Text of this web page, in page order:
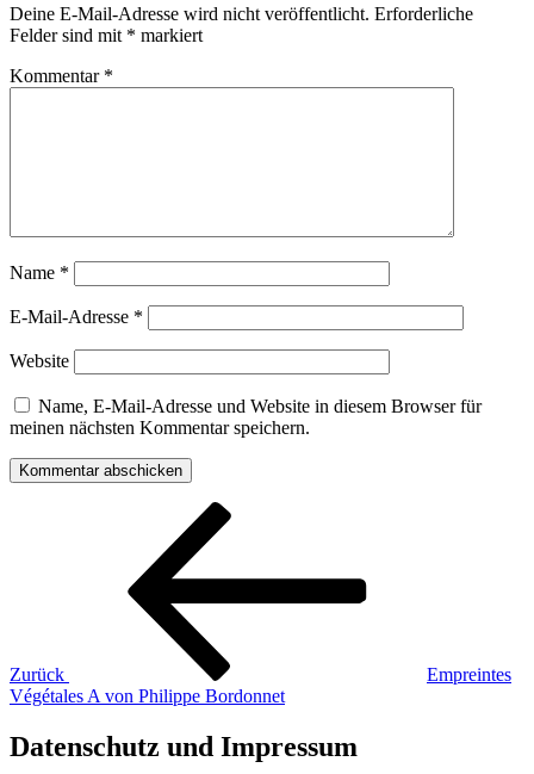
Deine E-Mail-Adresse wird nicht veröffentlicht. Erforderliche
Felder sind mit * markiert
Kommentar *
Name *
E-Mail-Adresse *
Website
Name, E-Mail-Adresse und Website in diesem Browser für
meinen nächsten Kommentar speichern.
Beitragsnavigation
Zurück
Empreintes
Végétales A von Philippe Bordonnet
Datenschutz und Impressum